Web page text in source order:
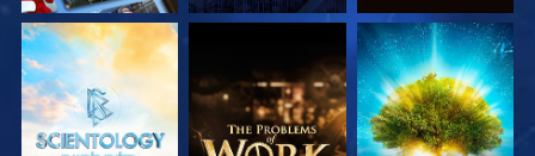
בדוק את הסדרה בדוק את הסדרה בדוק את הסדרה